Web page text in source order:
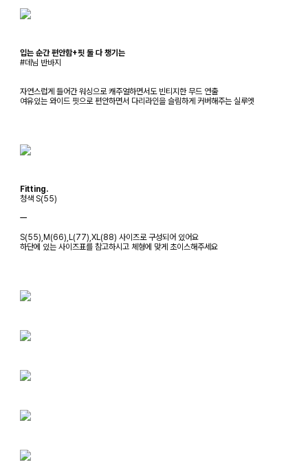
입는 순간 편안함+핏 둘 다 챙기는
#데님 반바지
자연스럽게 들어간 워싱으로 캐주얼하면서도 빈티지한 무드 연출
여유있는 와이드 핏으로 편안하면서 다리라인을 슬림하게 커버해주는 실루엣
Fitting.
청색 S(55)
ㅡ
S(55),M(66),L(77),XL(88) 사이즈로 구성되어 있어요
하단에 있는 사이즈표를 참고하시고 체형에 맞게 초이스해주세요